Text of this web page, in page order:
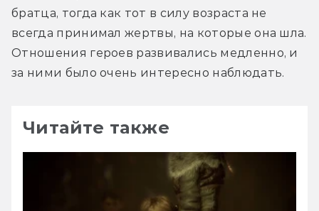
братца, тогда как тот в силу возраста не
всегда принимал жертвы, на которые она шла.
Отношения героев развивались медленно, и
за ними было очень интересно наблюдать.
Читайте также